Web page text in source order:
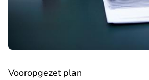
Vooropgezet plan